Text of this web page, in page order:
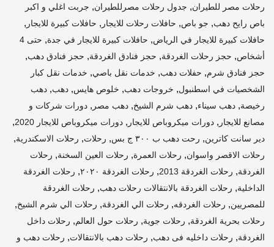
رحلات مصر للطيران, جدول رحلات مصرللطيران, جربت اغلي و اكبر
باص رايح دهب, جو باص, حافلات رحلات للايجار , حافلات كبيرة للايجار ,
حافلات كبيرة للايجار في الرياض, حافلات كبيرة للايجار في جدة,
حتى 4
أشخاص, حجز رحلات الغردقة, حجز فنادق الغردقة, حجز فنادق دهب,
حجز فنادق شرم, حفلات دهب, خدمات نقل باصي, خدمات نقل كبار
الشخصيات في اسطنبول, خروجات دهب, خلوص هايس, دهب, دهب
رخيصة, دهب سيناء, دهب شرم الشيخ, دهب مصر , دورات شركات و
مصانع للايجار , دورات ميكروباص للايجار , دورات ميكروباص للايجار 2020 ,
دير سانت كاترين, رحت دهب ب ٣٠٠ ج بس , رحلات, رحلات الاسكندرية,
رحلات الاقصر واسوان, رحلات العمرة, رحلات العين السخنة, رحلات
الغردقة, رحلات الغردقة 2013 , رحلات الغردقة ٢٠٢٠ , رحلات الغردقة
الداخلية, رحلات الغردقة بالانتقالات رحلات دهب, رحلات الغردقة
للمصريين, رحلات الغردقه, رحلات الي الغردقة, رحلات الي شرم الشيخ,
رحلات بحرية الغردقة, رحلات جوية, رحلات حول العالم, رحلات داخل
الغردقة, رحلات داخليه فى دهب, رحلات دهب بالانتقالات, رحلات دهب و